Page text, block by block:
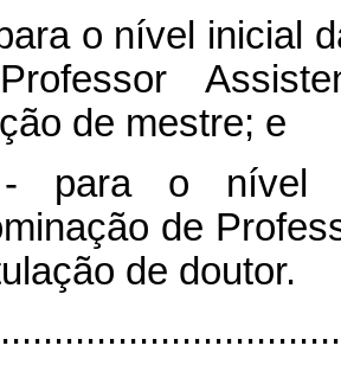
o nível inicial
de mestre; e
para o nível
de
de doutor.